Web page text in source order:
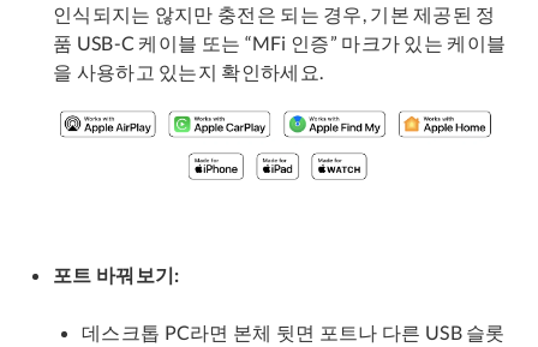
인식되지는 않지만 충전은 되는 경우, 기본 제공된 정
품 USB-C 케이블 또는 “MFi 인증” 마크가 있는 케이블
을 사용하고 있는지 확인하세요.
포트 바꿔보기:
데스크톱 PC라면 본체 뒷면 포트나 다른 USB 슬롯